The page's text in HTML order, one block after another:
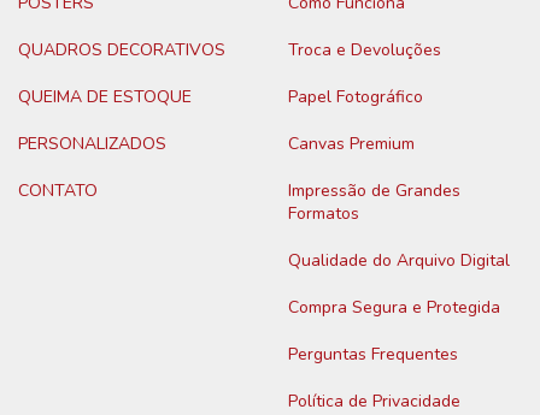
QUADROS DECORATIVOS
QUEIMA DE ESTOQUE
PERSONALIZADOS
CONTATO
Troca e Devoluções
Papel Fotográfico
Canvas Premium
Impressão de Grandes
Formatos
Qualidade do Arquivo Digital
Compra Segura e Protegida
Perguntas Frequentes
Política de Privacidade